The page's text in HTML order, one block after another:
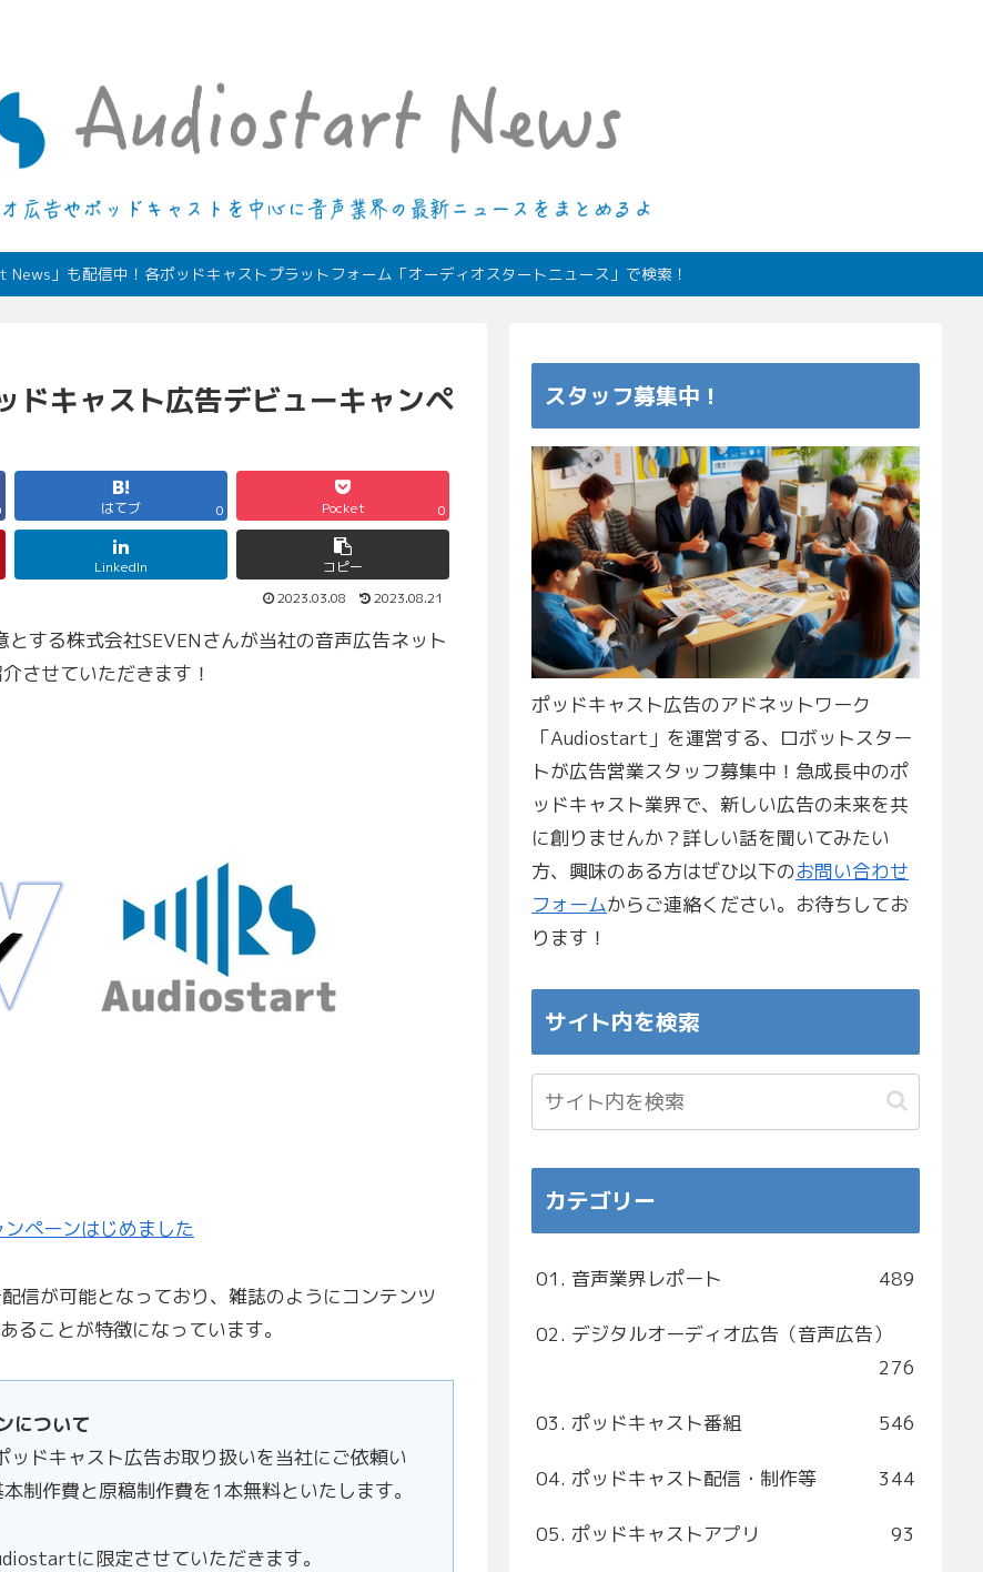
」も配信中！各ポッドキャストプラットフォーム「オーディオスタートニュース」で検索！
キャスト広告デビューキャンペ
はてブ 0 Pocket 0
LinkedIn
コピー
2023.03.08
2023.08.21
する株式会社SEVENさんが当社の音声広告ネット
させていただきます！
ペーンはじめました
が可能となっており、雑誌のようにコンテンツ
ることが特徴になっています。
について
ドキャスト広告お取り扱いを当社にご依頼い
制作費と原稿制作費を1本無料といたします。
に限定させていただきます。
スタッフ募集中！
ポッドキャスト広告のアドネットワーク
「Audiostart」を運営する、ロボットスター
トが広告営業スタッフ募集中！急成長中のポ
ッドキャスト業界で、新しい広告の未来を共
に創りませんか？詳しい話を聞いてみたい
方、興味のある方はぜひ以下のお問い合わせ
フォームからご連絡ください。お待ちしてお
ります！
サイト内を検索
カテゴリー
01. 音声業界レポート 489
02. デジタルオーディオ広告（音声広告）
276
03. ポッドキャスト番組 546
04. ポッドキャスト配信・制作等 344
05. ポッドキャストアプリ 93